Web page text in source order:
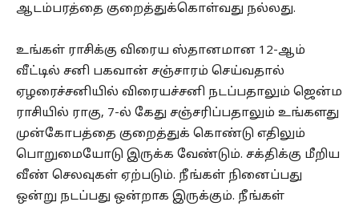
ஆடம்பரத்தை குறைத்துக்கொள்வது நல்லது.
உங்கள் ராசிக்கு விரைய ஸ்தானமான 12-ஆம்
வீட்டில் சனி பகவான் சஞ்சாரம் செய்வதால்
ஏழரைச்சனியில் விரையச்சனி நடப்பதாலும் ஜென்ம
ராசியில் ராகு, 7-ல் கேது சஞ்சரிப்பதாலும் உங்களது
முன்கோபத்தை குறைத்துக் கொண்டு எதிலும்
பொறுமையோடு இருக்க வேண்டும். சக்திக்கு மீறிய
வீண் செலவுகள் ஏற்படும். நீங்கள் நினைப்பது
ஒன்று நடப்பது ஒன்றாக இருக்கும். நீங்கள்